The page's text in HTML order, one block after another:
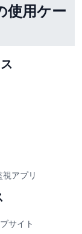
使用ケー
アプリ
サイト